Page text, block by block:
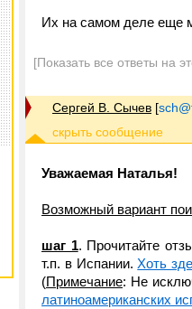
Их на самом деле еще
[Показать все ответы на
Сергей В. Сычев [
Уважаемая Наталья!
Возможный вариант
шаг 1. Прочитайте
т.п. в Испании.Хоть
(Примечание: Не
латиноамериканских